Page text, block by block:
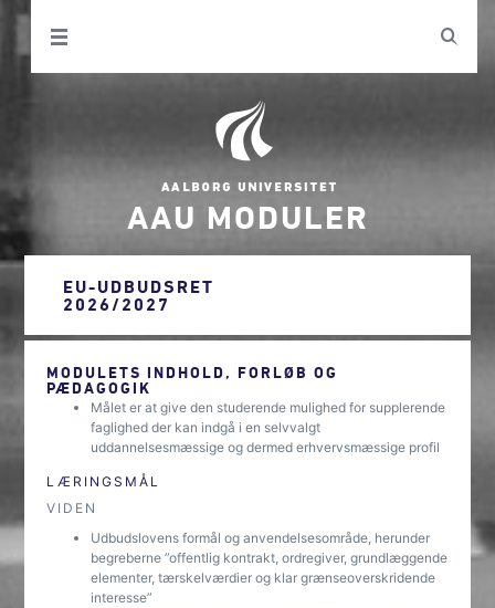
AAU MODULER
EU-UDBUDSRET
2026/2027
MODULETS INDHOLD, FORLØB OG
PÆDAGOGIK
Målet er at give den studerende mulighed for supplerende
faglighed der kan indgå i en selvvalgt
uddannelsesmæssige og dermed erhvervsmæssige profil
LÆRINGSMÅL
VIDEN
Udbudslovens formål og anvendelsesområde, herunder
begreberne ”offentlig kontrakt, ordregiver, grundlæggende
elementer, tærskelværdier og klar grænseoverskridende
interesse”